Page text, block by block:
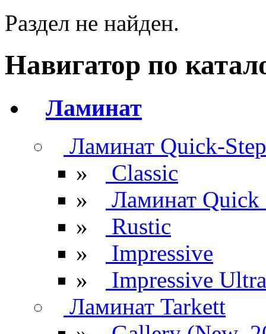
Раздел не найден.
Навигатор по
Ламинат
Ламинат Quick-Step
»
Classic
»
Ламинат Quick
»
Rustic
»
Impressive
»
Impressive Ultra
Ламинат Tarkett